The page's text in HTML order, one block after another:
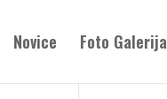
Novice Foto Galerija